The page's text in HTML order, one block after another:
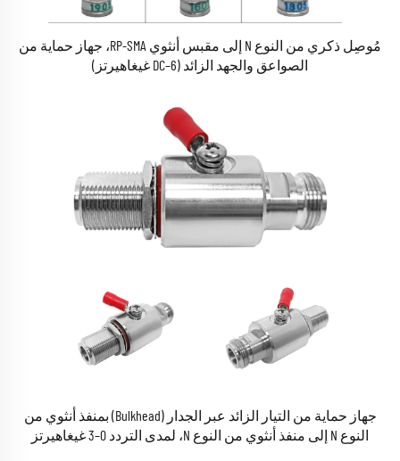
مُوصِل ذكري من النوع N إلى مقبس أنثوي RP-SMA، جهاز حماية من
الصواعق والجهد الزائد (DC–6 غيغاهيرتز)
جهاز حماية من التيار الزائد عبر الجدار (Bulkhead) بمنفذ أنثوي من
النوع N إلى منفذ أنثوي من النوع N، لمدى التردد 0–3 غيغاهيرتز